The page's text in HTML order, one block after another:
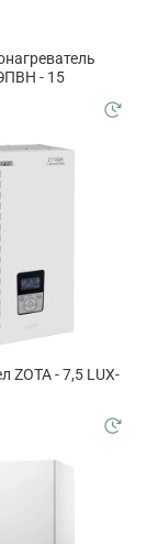
- 15
ZOTA - 7,5 LUX-